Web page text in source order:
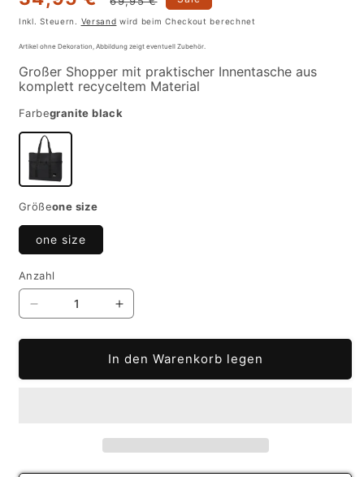
Preis
Inkl. Steuern. Versand wird beim Checkout berechnet
Artikel ohne Dekoration, Abbildung zeigt eventuell Zubehör.
Großer Shopper mit praktischer Innentasche aus
komplett recyceltem Material
Farbegranite black
Größeone size
one size
Anzahl
Verringere
365
Erhöhe
für
365
In den Warenkorb legen